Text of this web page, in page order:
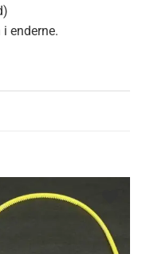
enderne.